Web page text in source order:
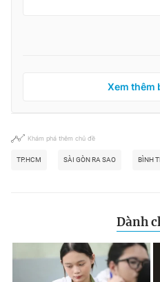
Xem thêm
Khám phá thêm chủ đề
TP.HCM SÀI GÒN RA SAO BÌNH